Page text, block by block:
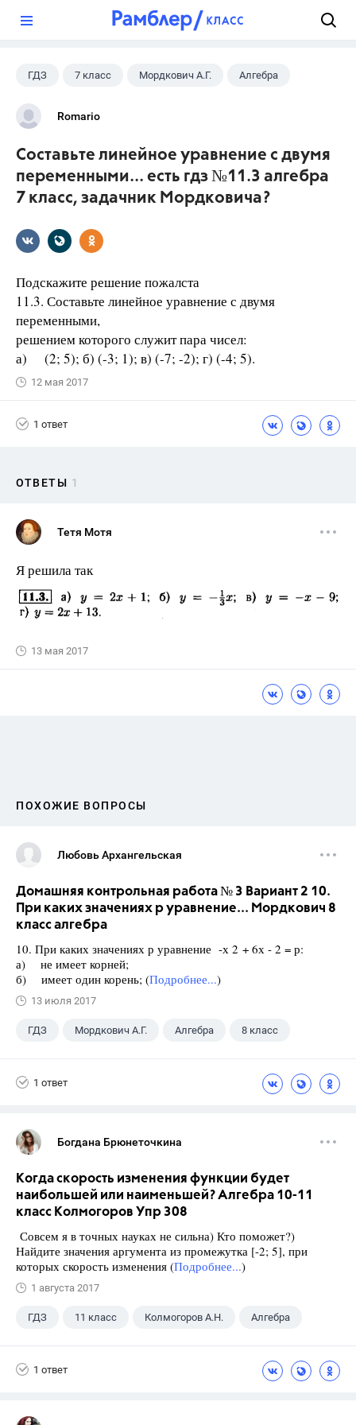
ГДЗ 7 класс Мордкович А.Г. Алгебра
Romario
Составьте линейное уравнение с двумя
переменными... есть гдз №11.3 алгебра
7 класс, задачник Мордковича?
Подскажите решение пожалста
11.3. Составьте линейное уравнение с двумя
переменными,
решением которого служит пара чисел:
а) (2; 5); б) (-3; 1); в) (-7; -2); г) (-4; 5).
12 мая 2017
1 ответ
ОТВЕТЫ 1
Тетя Мотя
Я решила так
13 мая 2017
ПОХОЖИЕ ВОПРОСЫ
Любовь Архангельская
Домашняя контрольная работа № 3 Вариант 2 10.
При каких значениях р уравнение... Мордкович 8
класс алгебра
10. При каких значениях р уравнение -х 2 + 6х - 2 = р:
а) не имеет корней;
б) имеет один корень; (Подробнее...)
13 июля 2017
ГДЗ Мордкович А.Г. Алгебра 8 класс
1 ответ
Богдана Брюнеточкина
Когда скорость изменения функции будет
наибольшей или наименьшей? Алгебра 10-11
класс Колмогоров Упр 308
Совсем я в точных науках не сильна) Кто поможет?)
Найдите значения аргумента из промежутка [-2; 5], при
которых скорость изменения (Подробнее...)
1 августа 2017
ГДЗ 11 класс Колмогоров А.Н. Алгебра
1 ответ